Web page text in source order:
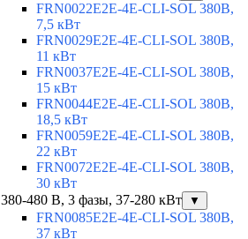
FRN0022E2E-4E-CLI-SOL 380В,
7,5 кВт
FRN0029E2E-4E-CLI-SOL 380В,
11 кВт
FRN0037E2E-4E-CLI-SOL 380В,
15 кВт
FRN0044E2E-4E-CLI-SOL 380В,
18,5 кВт
FRN0059E2E-4E-CLI-SOL 380В,
22 кВт
FRN0072E2E-4E-CLI-SOL 380В,
30 кВт
380-480 В, 3 фазы, 37-280 кВт
▼
FRN0085E2E-4E-CLI-SOL 380В,
37 кВт